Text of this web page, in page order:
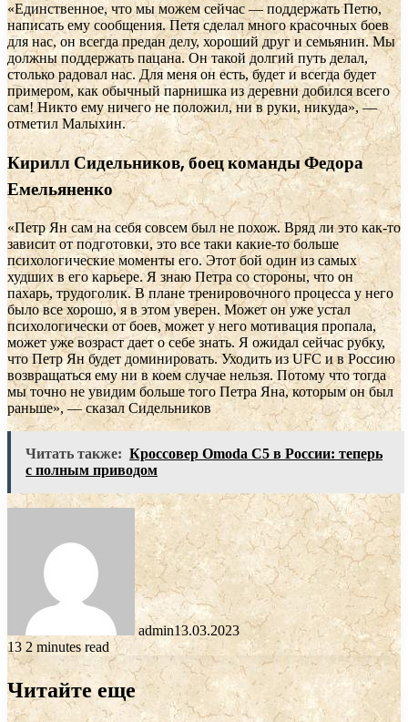
«Единственное, что мы можем сейчас — поддержать Петю,
написать ему сообщения. Петя сделал много красочных боев
для нас, он всегда предан делу, хороший друг и семьянин. Мы
должны поддержать пацана. Он такой долгий путь делал,
столько радовал нас. Для меня он есть, будет и всегда будет
примером, как обычный парнишка из деревни добился всего
сам! Никто ему ничего не положил, ни в руки, никуда», —
отметил Малыхин.
Кирилл Сидельников, боец команды Федора
Емельяненко
«Петр Ян сам на себя совсем был не похож. Вряд ли это как-то
зависит от подготовки, это все таки какие-то больше
психологические моменты его. Этот бой один из самых
худших в его карьере. Я знаю Петра со стороны, что он
пахарь, трудоголик. В плане тренировочного процесса у него
было все хорошо, я в этом уверен. Может он уже устал
психологически от боев, может у него мотивация пропала,
может уже возраст дает о себе знать. Я ожидал сейчас рубку,
что Петр Ян будет доминировать. Уходить из UFC и в Россию
возвращаться ему ни в коем случае нельзя. Потому что тогда
мы точно не увидим больше того Петра Яна, которым он был
раньше», — сказал Сидельников
Читать также: Кроссовер Omoda C5 в России: теперь
с полным приводом
admin13.03.2023
13 2 minutes read
Читайте еще